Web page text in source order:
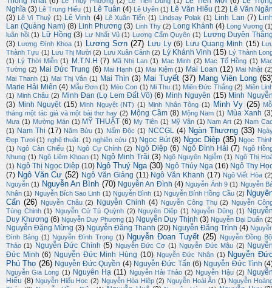
Nghĩa (3) Lê Trung Hiếu (1) Lê Tuân (4) Lê Uyên (1) Lê Văn Hiếu (12) Lê Văn
(3) Lê Vi Thuỷ (1) Lê Vinh (4) Lê Xuân Tiến (1) Lindsay Polak (1) Linh Lan (7)
Lan (Quảng Nam) (8) Linh Phương (3) Linh Thy (2) Long Khánh (4) Long Vương
luân hồi (1) Lữ Hồng (3) Lư Nhất Vũ (1) Lương Cẩm Quyên (1) Lương Duyên
(3) Lương Đình Khoa (1) Lương Sơn (27) Lưu Ly (6) Lưu Quang Minh (15)
Thành Tựu (1) Lưu Thị Mười (2) Lưu Xuân Cảnh (2) Lý Khánh Vinh (15) Lý Thành
(1)
Lý Thời Miễn (1) M.T.N.H (7) Mã Nhị Lan (1) Mạc Minh (2) Mạc Tố Hồng (1)
Tường (2) Mai Đức Trung (6) Mai Hạnh (1) Mai Kiệm (1) Mai Loan (12) Mai Nhật
Mai Thanh (1) Mai Thị Vân (1) Mai Thìn (3) Mai Tuyết (37) Mang Viên Long
Marie Hải Miên (4) Mẫu Đơn (1) Mèo Con (1) Mi Thu (1) Miên Đức Thắng (2) Miên
(1) Minh Châu (2) Minh Đan (Lọ Lem Đất Võ) (6) Minh Nguyên (15) Minh
(3) Minh Nguyệt (15) Minh Nguyệt (NT) (1) Minh Nhân Tông (1) Minh Vy (25)
tháng một tác giả và một bài thơ hay (2) Mộng Cầm (8) Mộng Nam (1) Mùa Xanh
Mưa (1) Mường Mán (1) MỸ THUẬT (6) My Tiên (1) Mỹ Vân (1) Nam Art (2) Nam
(1) Nam Thi (17) Năm Bửu (1) Nấm Độc (1) NCCGL (4) Ngàn Thương (33)
Đẹp Tươi (1) nghệ thuật. (1) nghiên cứu (1) Ngọc Bút (8) Ngọc Diệp (35) Ngọc
(1) Ngô Càn Chiểu (1) Ngô Cự Chính (2) Ngô Diệp (6) Ngô Đình Hải (7) Ngô
Nhung (1) Ngô Liêm Khoan (1) Ngô Minh Trãi (3) Ngô Nguyên Ngiễm (1) Ngô Thị
(1) Ngô Thị Ngọc Diệp (10) Ngô Thuý Nga (30) Ngô Thúy Nga (16) Ngô Thy
(7) Ngô Văn Cư (52) Ngô Văn Giảng (11) Ngô Văn Khanh (17) Ngô Viết Hòa
Nguyễn (1) Nguyễn An Bình (70) Nguyễn An Đình (4) Nguyễn Ánh 9 (1) Nguyễn
Nhân (1) Nguyễn Bích Sao Linh (1) Nguyễn Bình (1) Nguyễn Bính Hồng Cầu (2)
Cẩn (26) Nguyễn Châu (2) Nguyễn Chinh (4) Nguyễn Công Thụ (2) Nguyễn
Tùng Chinh (1) Nguyễn Cử Tú Quỳnh (2) Nguyên Diệp (1) Nguyễn Dũng (1)
Duy Khương (6) Nguyễn Duy Phương (1) Nguyễn Duy Thịnh (3) Nguyễn Đại Duẩn
Nguyễn Đặng Mừng (3) Nguyễn Đăng Thanh (20) Nguyễn Đăng Trình (4)
Đình Bảng (1) Nguyễn Đình Trọng (1) Nguyễn Đoan Tuyết (25)
Nguyễn Đồng
Thảo (1) Nguyễn Đức Chính (5) Nguyễn Đức Cơ (1) Nguyễn Đức Mậu (2)
Đức Minh (6) Nguyễn Đức Minh Hùng (10) Nguyễn Đức Nhân (1) Nguyễn
Phú Thọ (26) Nguyễn Đức Quyền (4) Nguyễn Đức Tấn (6) Nguyễn Đức Tình
Nguyễn Gia Long (1) Nguyên Hạ (11) Nguyễn Hải Thảo (2) Nguyễn Hậu (2)
Hiếu (8) Nguyễn Hiếu Học (2) Nguyễn Hòa Hiệp (2) Nguyễn Hoài Ân (1) Nguyễn